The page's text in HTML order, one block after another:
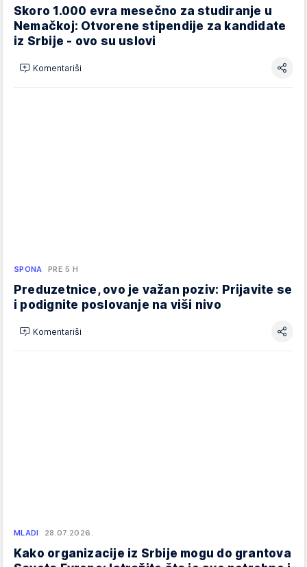
Skoro 1.000 evra mesečno za studiranje u
Nemačkoj: Otvorene stipendije za kandidate
iz Srbije - ovo su uslovi
Komentariši
SPONA PRE 5 H
Preduzetnice, ovo je važan poziv: Prijavite se
i podignite poslovanje na viši nivo
Komentariši
MLADI 28.07.2026.
Kako organizacije iz Srbije mogu do grantova